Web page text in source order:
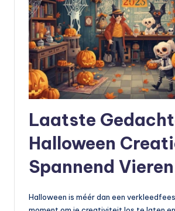
Laatste
Halloween
Spannend Vieren
Halloween is méér dan een